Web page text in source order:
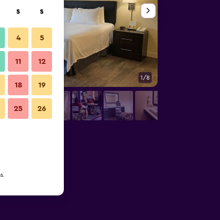
1/8
S S
4 5
11 12
18 19
25 26